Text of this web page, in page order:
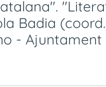
Badia
- Ajuntament